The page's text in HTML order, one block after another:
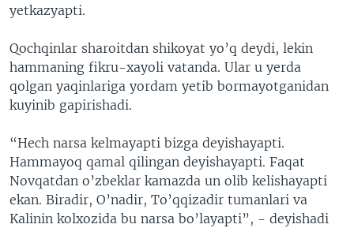
yetkazyapti.
Qochqinlar sharoitdan shikoyat yo’q deydi, lekin
hammaning fikru-xayoli vatanda. Ular u yerda
qolgan yaqinlariga yordam yetib bormayotganidan
kuyinib gapirishadi.
“Hech narsa kelmayapti bizga deyishayapti.
Hammayoq qamal qilingan deyishayapti. Faqat
Novqatdan o’zbeklar kamazda un olib kelishayapti
ekan. Biradir, O’nadir, To’qqizadir tumanlari va
Kalinin kolxozida bu narsa bo’layapti”, - deyishadi